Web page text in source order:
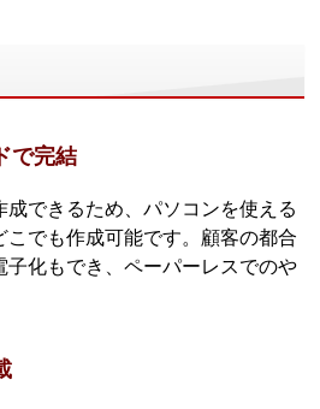
で完結
できるため、パソコンを使える
こでも作成可能です。顧客の都合
子化もでき、ペーパーレスでのや